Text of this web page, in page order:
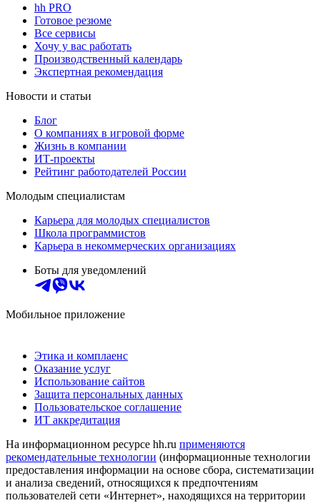
hh PRO
Готовое резюме
Все сервисы
Хочу у вас работать
Производственный календарь
Экспертная рекомендация
Новости и статьи
Блог
О компаниях в игровой форме
Жизнь в компании
ИТ-проекты
Рейтинг работодателей России
Молодым специалистам
Карьера для молодых специалистов
Школа программистов
Карьера в некоммерческих организациях
Боты для уведомлений
Мобильное приложение
Этика и комплаенс
Оказание услуг
Использование сайтов
Защита персональных данных
Пользовательское соглашение
ИТ аккредитация
На информационном ресурсе hh.ru применяются
рекомендательные технологии (информационные технологии
предоставления информации на основе сбора, систематизации
и анализа сведений, относящихся к предпочтениям
пользователей сети «Интернет», находящихся на территории